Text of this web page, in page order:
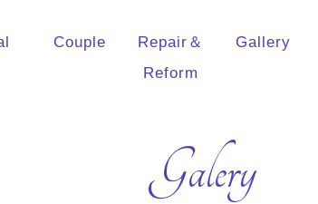
Couple
Repair＆
Reform
Gallery
Galery